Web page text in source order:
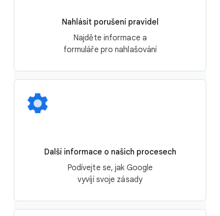
Nahlásit porušení pravidel
Najděte informace a
formuláře pro nahlašování
Další informace o našich procesech
Podívejte se, jak Google
vyvíjí svoje zásady